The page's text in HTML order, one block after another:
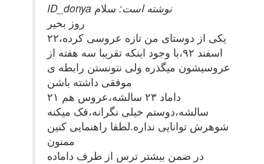
ID_donya نوشته است: سلام
روز بخیر
یکی از دوستای من تازه عروسی کرده،۲۲
اسفند ۹۲،با وجود اینکه تقریبا سه هفته از
عروسیشون میگذره ولی نتونستن رابطه ی
موفقی داشته باشن
داماد ۲۳ سالشه،عروس هم ۲۱
سالشه،دوستم خیلی نگرانه،فک میکنه
شوهرش توانایی نداره.لطفا راهنمایی کنین
ممنون
در ضمن بیشتر ترس از طرف داماده